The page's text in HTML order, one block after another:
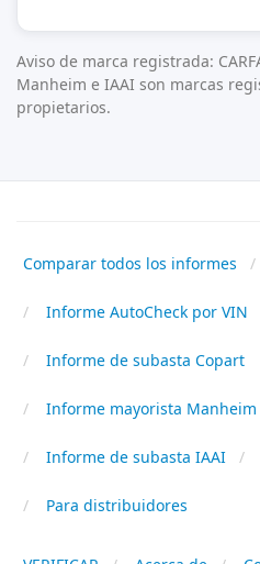
Aviso de marca registrada:
Manheim e IAAI son marcas
propietarios.
Comparar todos los informes
Informe AutoCheck por VIN
Informe de subasta Copart
Informe mayorista Manheim
Informe de subasta IAAI
Para distribuidores